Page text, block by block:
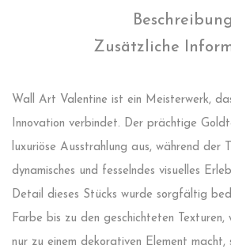
Beschreibung
Zusätzliche
Wall Art Valentine ist ein Meisterwerk,
Innovation verbindet. Der prächtige
luxuriöse Ausstrahlung aus, während der
dynamisches und fesselndes visuelles
Detail dieses Stücks wurde sorgfältig
Farbe bis zu den geschichteten Texturen,
nur zu einem dekorativen Element macht,